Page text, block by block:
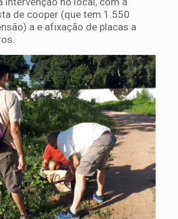
de cooper (que tem 1.550
a e afixação de placas a